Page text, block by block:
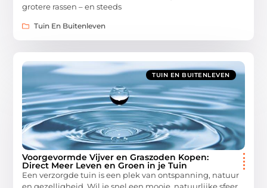
grotere rassen – en steeds
Tuin En Buitenleven
TUIN EN BUITENLEVEN
Voorgevormde Vijver en Graszoden Kopen:
Direct Meer Leven en Groen in je Tuin
Een verzorgde tuin is een plek van ontspanning, natuur